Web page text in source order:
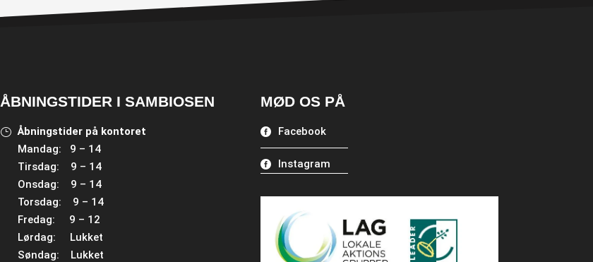
ÅBNINGSTIDER I SAMBIOSEN
Åbningstider på kontoret
Mandag: 9 – 14
Tirsdag: 9 – 14
Onsdag: 9 – 14
Torsdag: 9 – 14
Fredag: 9 – 12
Lørdag: Lukket
Søndag: Lukket
MØD OS PÅ
Facebook
Instagram